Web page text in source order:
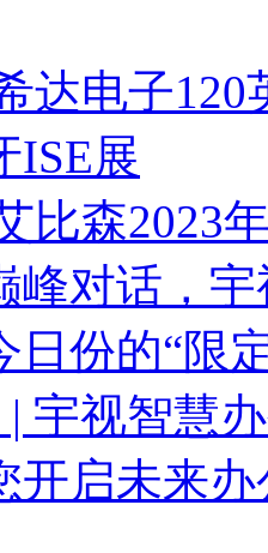
达电子
ISE展
比森2023
峰对话，
日份的“限
宇视智慧
开启未来